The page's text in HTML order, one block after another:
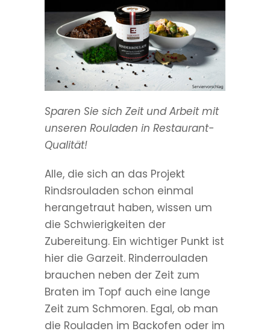
Sparen Sie sich Zeit und Arbeit mit
unseren Rouladen in Restaurant-
Qualität!
Alle, die sich an das Projekt
Rindsrouladen schon einmal
herangetraut haben, wissen um
die Schwierigkeiten der
Zubereitung. Ein wichtiger Punkt ist
hier die Garzeit. Rinderrouladen
brauchen neben der Zeit zum
Braten im Topf auch eine lange
Zeit zum Schmoren. Egal, ob man
die Rouladen im Backofen oder im